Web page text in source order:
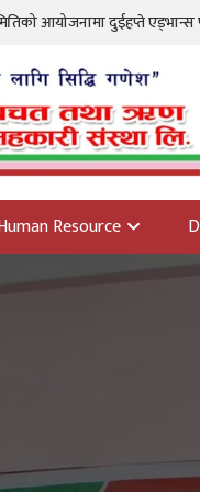
एड्भान्स फोटोग्राफी
Resource